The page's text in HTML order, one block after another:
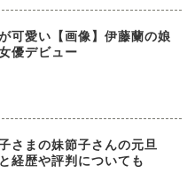
可愛い【画像】伊藤蘭の娘
優デビュー
さまの妹節子さんの元旦
経歴や評判についても